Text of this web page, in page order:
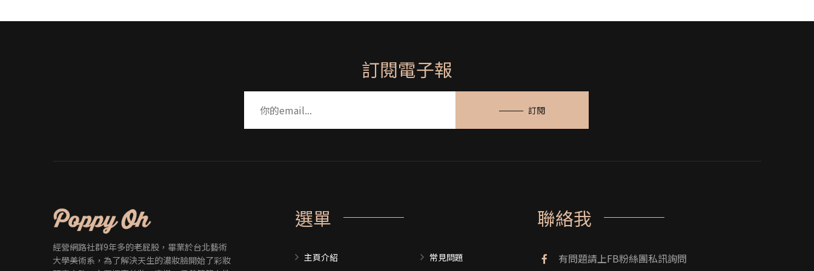
訂閱電子報
訂閱
經營網路社群9年多的老屁股，畢業於台北藝術
大學美術系，為了解決天生的濃妝臉開始了彩妝
選單
主頁介紹 常見問題
聯絡我
有問題請上FB粉絲團私訊詢問